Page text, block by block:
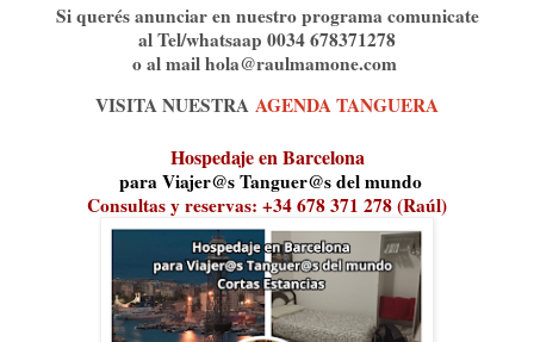
Si querés anunciar en nuestro programa comunicate
al Tel/whatsaap 0034 678371278
o al mail hola@raulmamone.com
VISITA NUESTRA AGENDA TANGUERA
Hospedaje en Barcelona
para Viajer@s Tanguer@s del mundo
Consultas y reservas: +34 678 371 278 (Raúl)